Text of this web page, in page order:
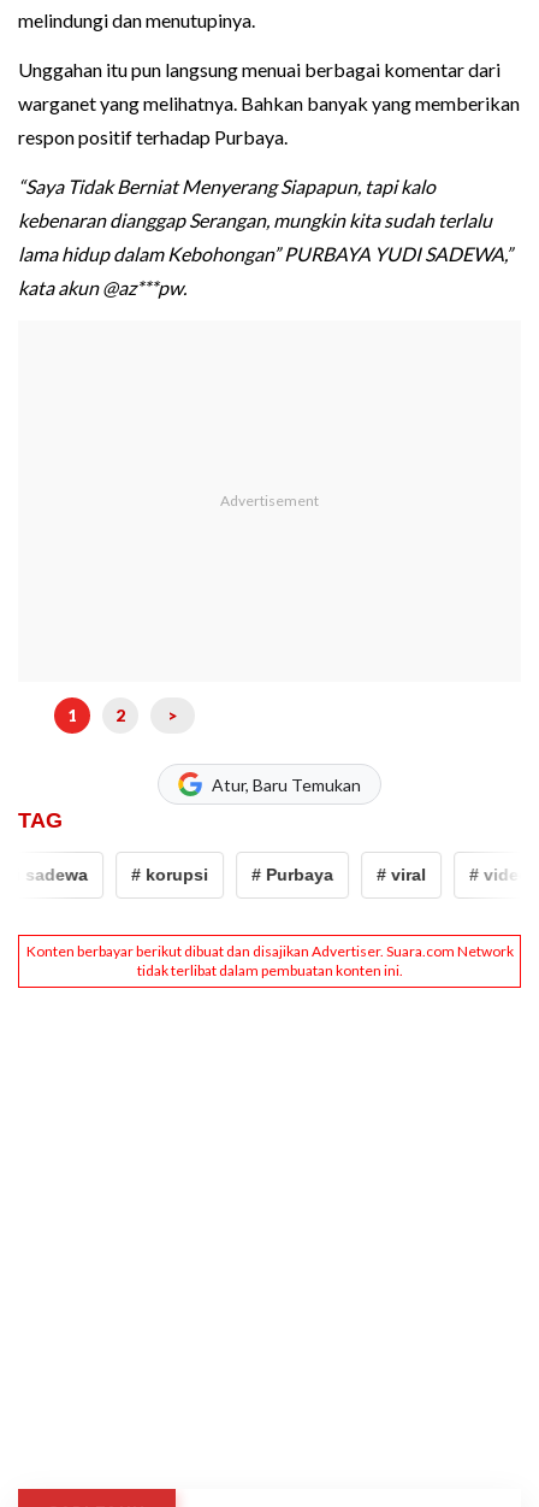
melindungi dan menutupinya.
Unggahan itu pun langsung menuai berbagai komentar dari
warganet yang melihatnya. Bahkan banyak yang memberikan
respon positif terhadap Purbaya.
“Saya Tidak Berniat Menyerang Siapapun, tapi kalo
kebenaran dianggap Serangan, mungkin kita sudah terlalu
lama hidup dalam Kebohongan” PURBAYA YUDI SADEWA,”
kata akun @az***pw.
1 2 >
Atur, Baru Temukan
TAG
# korupsi # Purbaya # viral # video